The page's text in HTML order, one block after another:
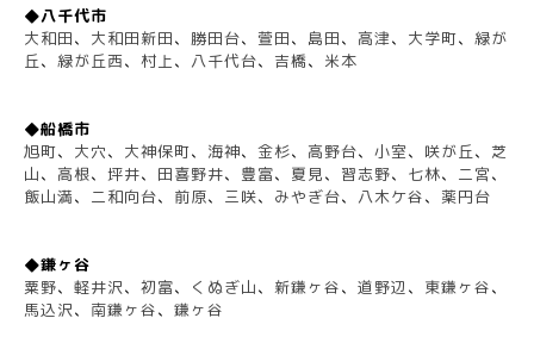
◆八千代市
大和田、 大和田新田、 勝田台、 萱田、 島田、 高津、 大学町、 緑が
丘、 緑が丘西、 村上、 八千代台、 吉橋、 米本
◆船橋市
旭町、 大穴、 大神保町、 海神、 金杉、 高野台、 小室、 咲が丘、 芝
山、 高根、 坪井、 田喜野井、 豊富、 夏見、 習志野、 七林、 二宮、
飯山満、 二和向台、 前原、 三咲、 みやぎ台、 八木ケ谷、 薬円台
◆鎌ヶ谷
粟野、 軽井沢、 初富、 くぬぎ山、 新鎌ヶ谷、 道野辺 、 東鎌ヶ谷、
馬込沢、 南鎌ヶ谷、 鎌ヶ谷